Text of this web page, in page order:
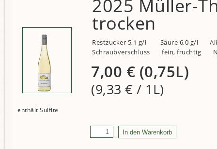
2025 Müller-
trocken
Restzucker 5,1 g/l Säure 6,0 g/l
Schraubverschluss
fein, fruchtig
7,00 € (0,75L)
(9,33€ / 1L)